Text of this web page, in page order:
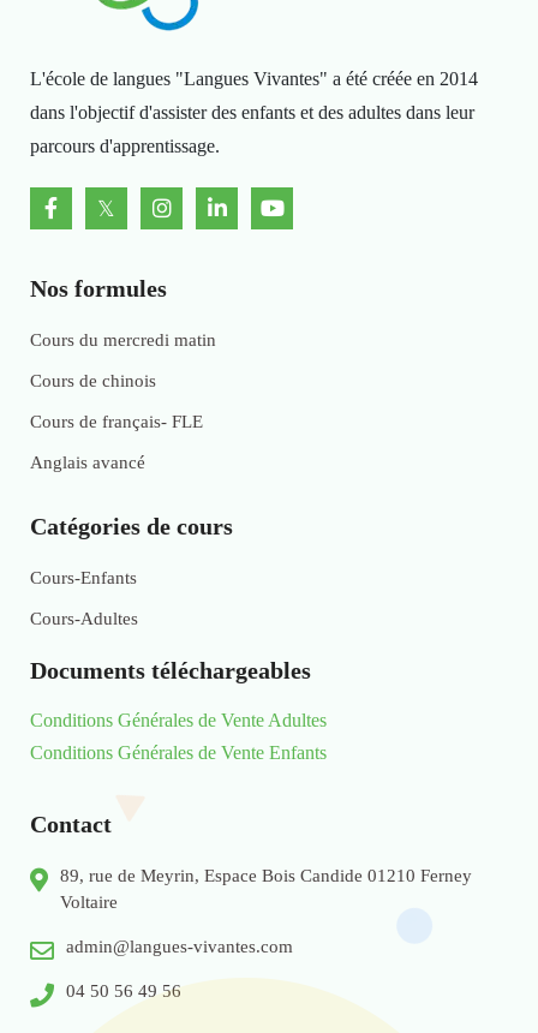
L'école de langues "Langues Vivantes" a été créée en 2014
dans l'objectif d'assister des enfants et des adultes dans leur
parcours d'apprentissage.
Nos formules
Cours du mercredi matin
Cours de chinois
Cours de français- FLE
Anglais avancé
Catégories de cours
Cours-Enfants
Cours-Adultes
Documents téléchargeables
Conditions Générales de Vente Adultes
Conditions Générales de Vente Enfants
Contact
89, rue de Meyrin, Espace Bois Candide 01210 Ferney
Voltaire
admin@langues-vivantes.com
04 50 56 49 56